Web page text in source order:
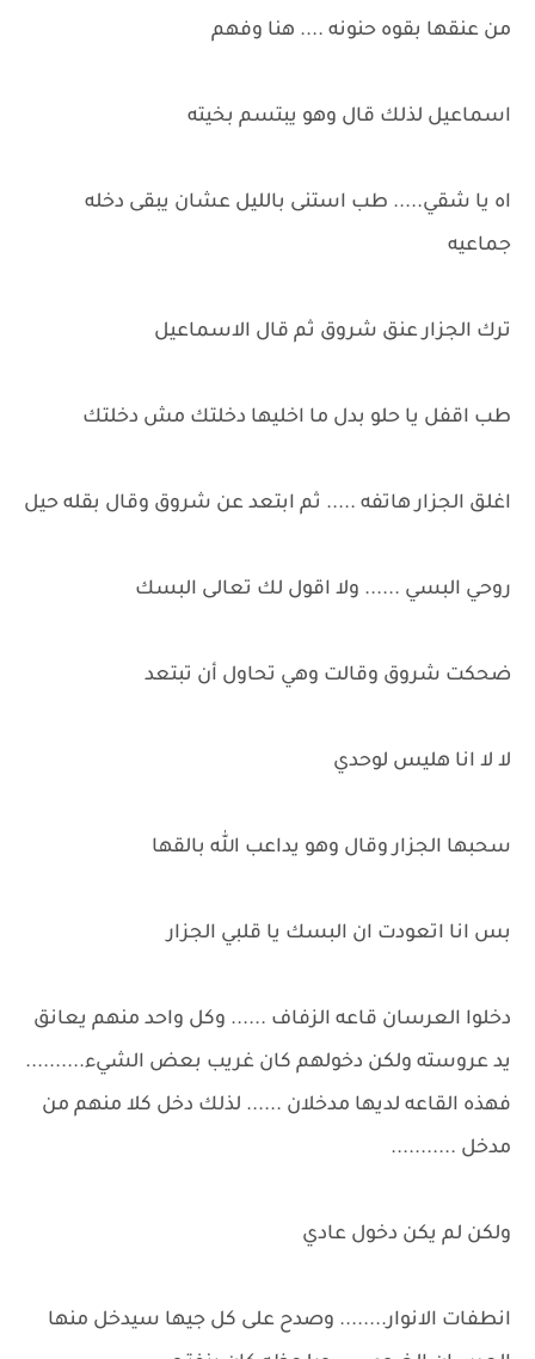
من عنقها بقوه حنونه .... هنا وفهم
اسماعيل لذلك قال وهو يبتسم بخيته
اه يا شقي..... طب استنى بالليل عشان يبقى دخله
جماعيه
ترك الجزار عنق شروق ثم قال الاسماعيل
طب اقفل يا حلو بدل ما اخليها دخلتك مش دخلتك
اغلق الجزار هاتفه ..... ثم ابتعد عن شروق وقال بقله حيل
روحي البسي ...... ولا اقول لك تعالى البسك
ضحكت شروق وقالت وهي تحاول أن تبتعد
لا لا انا هليس لوحدي
سحبها الجزار وقال وهو يداعب الله بالقها
بس انا اتعودت ان البسك يا قلبي الجزار
دخلوا العرسان قاعه الزفاف ...... وكل واحد منهم يعانق
يد عروسته ولكن دخولهم كان غريب بعض الشيء..........
فهذه القاعه لديها مدخلان ...... لذلك دخل كلا منهم من
مدخل ...........
ولكن لم يكن دخول عادي
انطفات الانوار........ وصدح على كل جيها سيدخل منها